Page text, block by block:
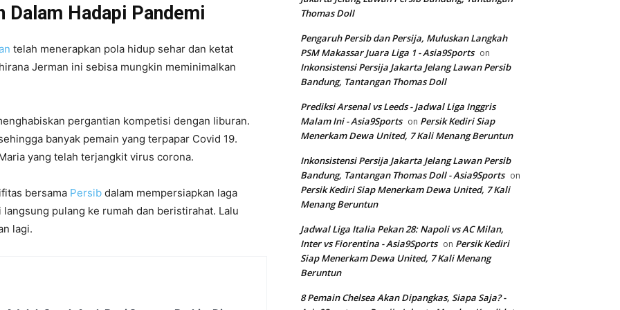
Dalam Hadapi Pandemi
telah menerapkan pola hidup sehar dan ketat
Jerman ini sebisa mungkin meminimalkan
pergantian kompetisi dengan liburan.
banyak pemain yang terpapar Covid 19.
yang telah terjangkit virus corona.
bersama Persib dalam mempersiapkan laga
pulang ke rumah dan beristirahat. Lalu
lagi.
Thomas Doll
Pengaruh Persib dan Persija, Muluskan Langkah
PSM Makassar Juara Liga 1 - Asia9Sports on
Inkonsistensi Persija Jakarta Jelang Lawan Persib
Bandung, Tantangan Thomas Doll
Prediksi Arsenal vs Leeds - Jadwal Liga Inggris
Malam Ini - Asia9Sports on Persik Kediri Siap
Menerkam Dewa United, 7 Kali Menang Beruntun
Inkonsistensi Persija Jakarta Jelang Lawan Persib
Bandung, Tantangan Thomas Doll - Asia9Sports on
Persik Kediri Siap Menerkam Dewa United, 7 Kali
Menang Beruntun
Jadwal Liga Italia Pekan 28: Napoli vs AC Milan,
Inter vs Fiorentina - Asia9Sports on Persik Kediri
Siap Menerkam Dewa United, 7 Kali Menang
Beruntun
8 Pemain Chelsea Akan Dipangkas, Siapa Saja? -